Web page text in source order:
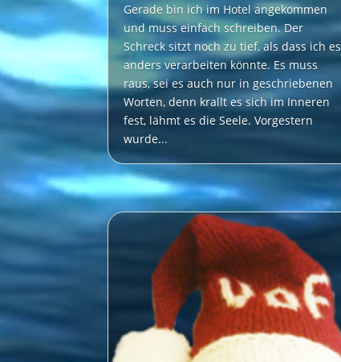
Gerade bin ich im Hotel angekommen
und muss einfach schreiben. Der
Schreck sitzt noch zu tief, als dass ich es
anders verarbeiten könnte. Es muss
raus, sei es auch nur in geschriebenen
Worten, denn krallt es sich im Inneren
fest, lähmt es die Seele. Vorgestern
wurde...